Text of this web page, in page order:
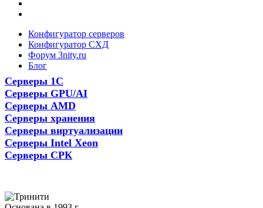
Конфигуратор серверов
Конфигуратор СХД
Форум 3nity.ru
Блог
Серверы 1С
Серверы GPU/AI
Серверы AMD
Серверы хранения
Серверы виртуализации
Серверы Intel Xeon
Серверы СРК